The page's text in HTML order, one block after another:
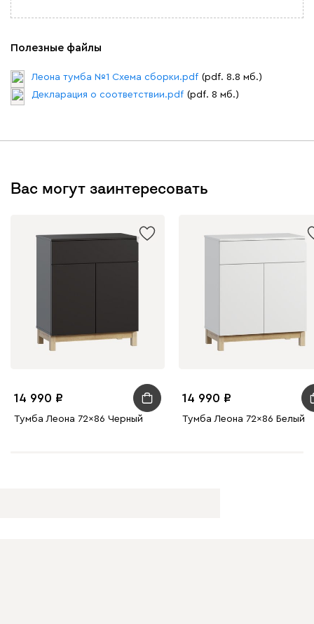
Полезные файлы
Леона тумба №1 Схема сборки.pdf (pdf. 8.8 мб.)
Декларация о соответствии.pdf (pdf. 8 мб.)
Вас могут заинтересовать
14 990
Тумба Леона 72x86 Черный
14 990
Тумба Леона 72x86 Белый